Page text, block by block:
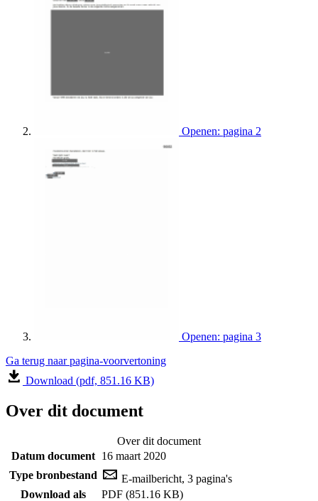
Openen: pagina 2
Openen: pagina 3
Ga terug naar pagina-voorvertoning
Download (pdf, 851.16 KB)
Over dit document
Over dit document
Datum document 16 maart 2020
Type bronbestand
E-mailbericht, 3 pagina's
Download als
PDF (851.16 KB)